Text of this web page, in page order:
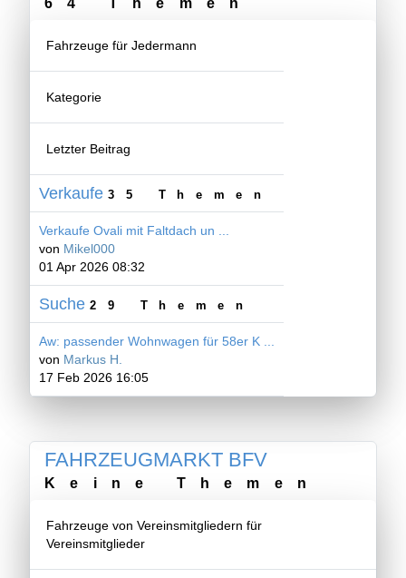
Fahrzeuge für Jedermann
Kategorie
Letzter Beitrag
Verkaufe 35 Themen
Verkaufe Ovali mit Faltdach un ...
von Mikel000
01 Apr 2026 08:32
Suche 29 Themen
Aw: passender Wohnwagen für 58er K ...
von Markus H.
17 Feb 2026 16:05
FAHRZEUGMARKT BFV
Keine Themen
Fahrzeuge von Vereinsmitgliedern für
Vereinsmitglieder